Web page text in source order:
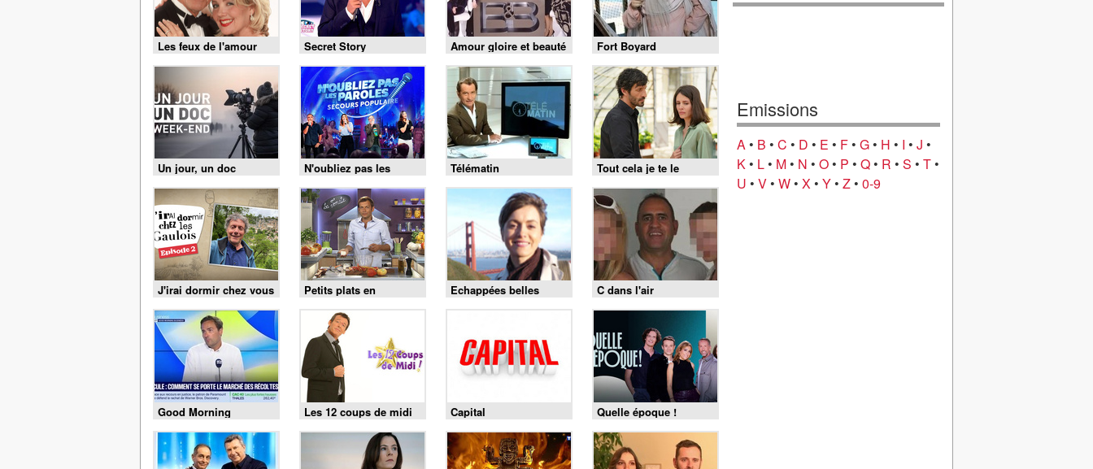
Les feux de l'amour Secret Story Amour gloire et beauté Fort Boyard
Un jour, un doc N'oubliez pas les
paroles
Télématin Tout cela je te le
donnerai
J'irai dormir chez vous Petits plats en
équilibre
Echappées belles C dans l'air
Good Morning
Business
Les 12 coups de midi Capital Quelle époque !
Emissions
A • B • C • D • E • F • G • H • I • J •
K • L • M • N • O • P • Q • R • S • T •
U • V • W • X • Y • Z • 0-9